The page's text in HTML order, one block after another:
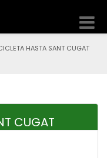
HASTA SANT CUGAT
CUGAT